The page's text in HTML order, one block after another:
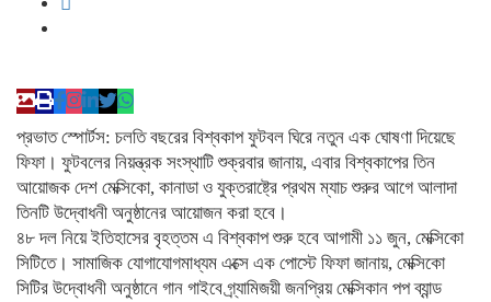
প্রভাত স্পোর্টস: চলতি বছরের বিশ্বকাপ ফুটবল ঘিরে নতুন এক ঘোষণা দিয়েছে
ফিফা। ফুটবলের নিয়ন্ত্রক সংস্থাটি শুক্রবার জানায়, এবার বিশ্বকাপের তিন
আয়োজক দেশ মেক্সিকো, কানাডা ও যুক্তরাষ্ট্রে প্রথম ম্যাচ শুরুর আগে আলাদা
তিনটি উদ্বোধনী অনুষ্ঠানের আয়োজন করা হবে।
৪৮ দল নিয়ে ইতিহাসের বৃহত্তম এ বিশ্বকাপ শুরু হবে আগামী ১১ জুন, মেক্সিকো
সিটিতে। সামাজিক যোগাযোগমাধ্যম এক্সে এক পোস্টে ফিফা জানায়, মেক্সিকো
সিটির উদ্বোধনী অনুষ্ঠানে গান গাইবে গ্র্যামিজয়ী জনপ্রিয় মেক্সিকান পপ ব্যান্ড